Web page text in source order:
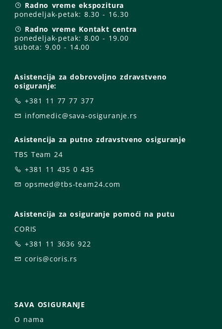
Radno vreme ekspozitura
ponedeljak-petak: 8.30 - 16.30
Radno vreme Kontakt centra
ponedeljak-petak: 8.00 - 19.00
subota: 9.00 - 14.00
Asistencija za dobrovoljno zdravstveno
osiguranje:
+381 11 77 77 377
infomedic@sava-osiguranje.rs
Asistencija za putno zdravstveno osiguranje
TBS Team 24
+381 11 435 0 435
opsmed@tbs-team24.com
Asistencija za osiguranje pomoći na putu
CORIS
+381 11 3636 922
coris@coris.rs
SAVA OSIGURANJE
O nama